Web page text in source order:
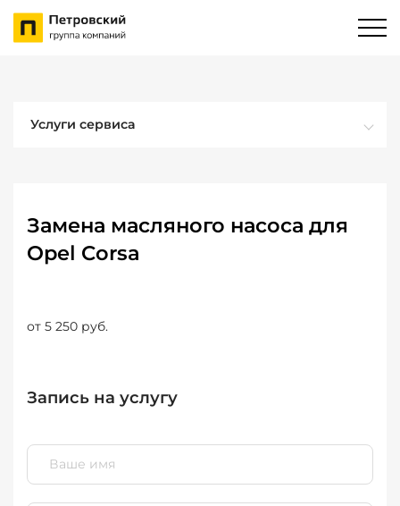
Услуги сервиса
Замена масляного насоса для
Opel Corsa
от 5 250 руб.
Запись на услугу